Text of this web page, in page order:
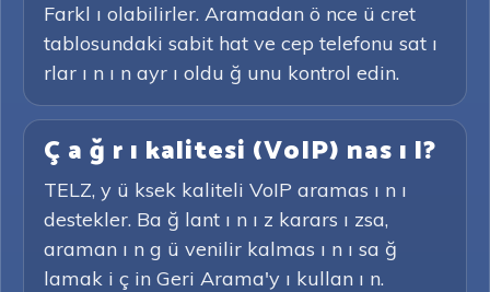
Farkl ı olabilirler. Aramadan ö nce ü cret
tablosundaki sabit hat ve cep telefonu sat ı
rlar ı n ı n ayr ı oldu ğ unu kontrol edin.
Ç a ğ r ı kalitesi (VoIP) nas ı l?
TELZ, y ü ksek kaliteli VoIP aramas ı n ı
destekler. Ba ğ lant ı n ı z karars ı zsa,
araman ı n g ü venilir kalmas ı n ı sa ğ
lamak i ç in Geri Arama'y ı kullan ı n.